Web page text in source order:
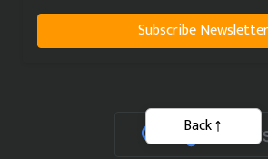
Subscribe
Back